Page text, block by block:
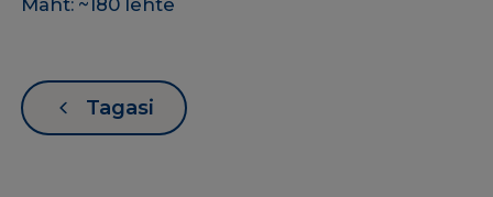
Maht: ~180 lehte
Tagasi